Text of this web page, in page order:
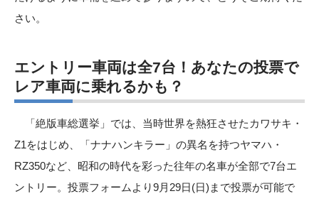
さい。
エントリー車両は全7台！あなたの投票で
レア車両に乗れるかも？
「絶版車総選挙」では、当時世界を熱狂させたカワサキ・
Z1をはじめ、「ナナハンキラー」の異名を持つヤマハ・
RZ350など、昭和の時代を彩った往年の名車が全部で7台エ
ントリー。投票フォームより9月29日(日)まで投票が可能で